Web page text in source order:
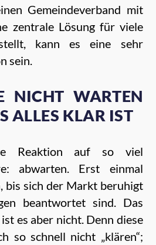
Gemeindeverband mit
zentrale Lösung für viele
kann es eine sehr
sein.
NICHT WARTEN
ALLES KLAR IST
Reaktion auf so viel
abwarten. Erst einmal
bis sich der Markt beruhigt
beantwortet sind. Das
es aber nicht. Denn diese
so schnell nicht „klären“;